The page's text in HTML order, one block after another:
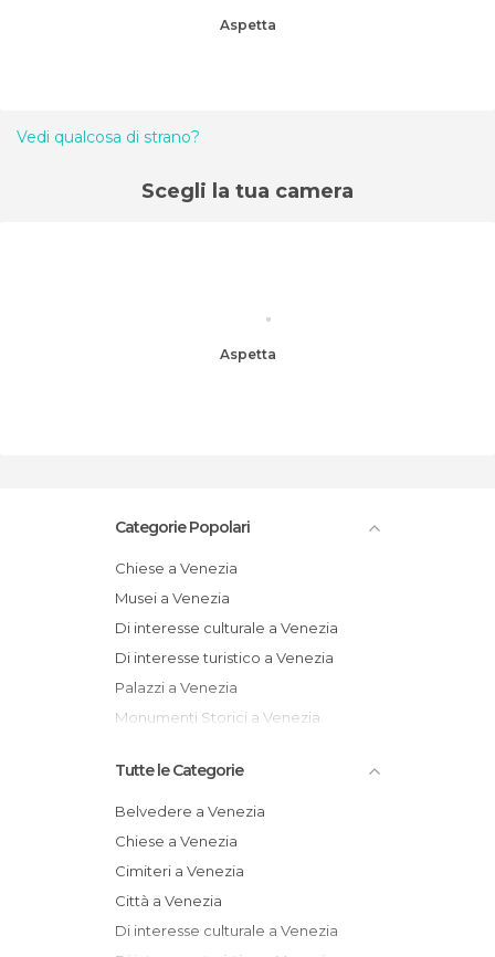
Aspetta
Vedi qualcosa di strano?
Scegli la tua camera
Aspetta
Categorie Popolari
Chiese a Venezia
Musei a Venezia
Di interesse culturale a Venezia
Di interesse turistico a Venezia
Palazzi a Venezia
Monumenti Storici a Venezia
Tutte le Categorie
Belvedere a Venezia
Chiese a Venezia
Cimiteri a Venezia
Città a Venezia
Di interesse culturale a Venezia